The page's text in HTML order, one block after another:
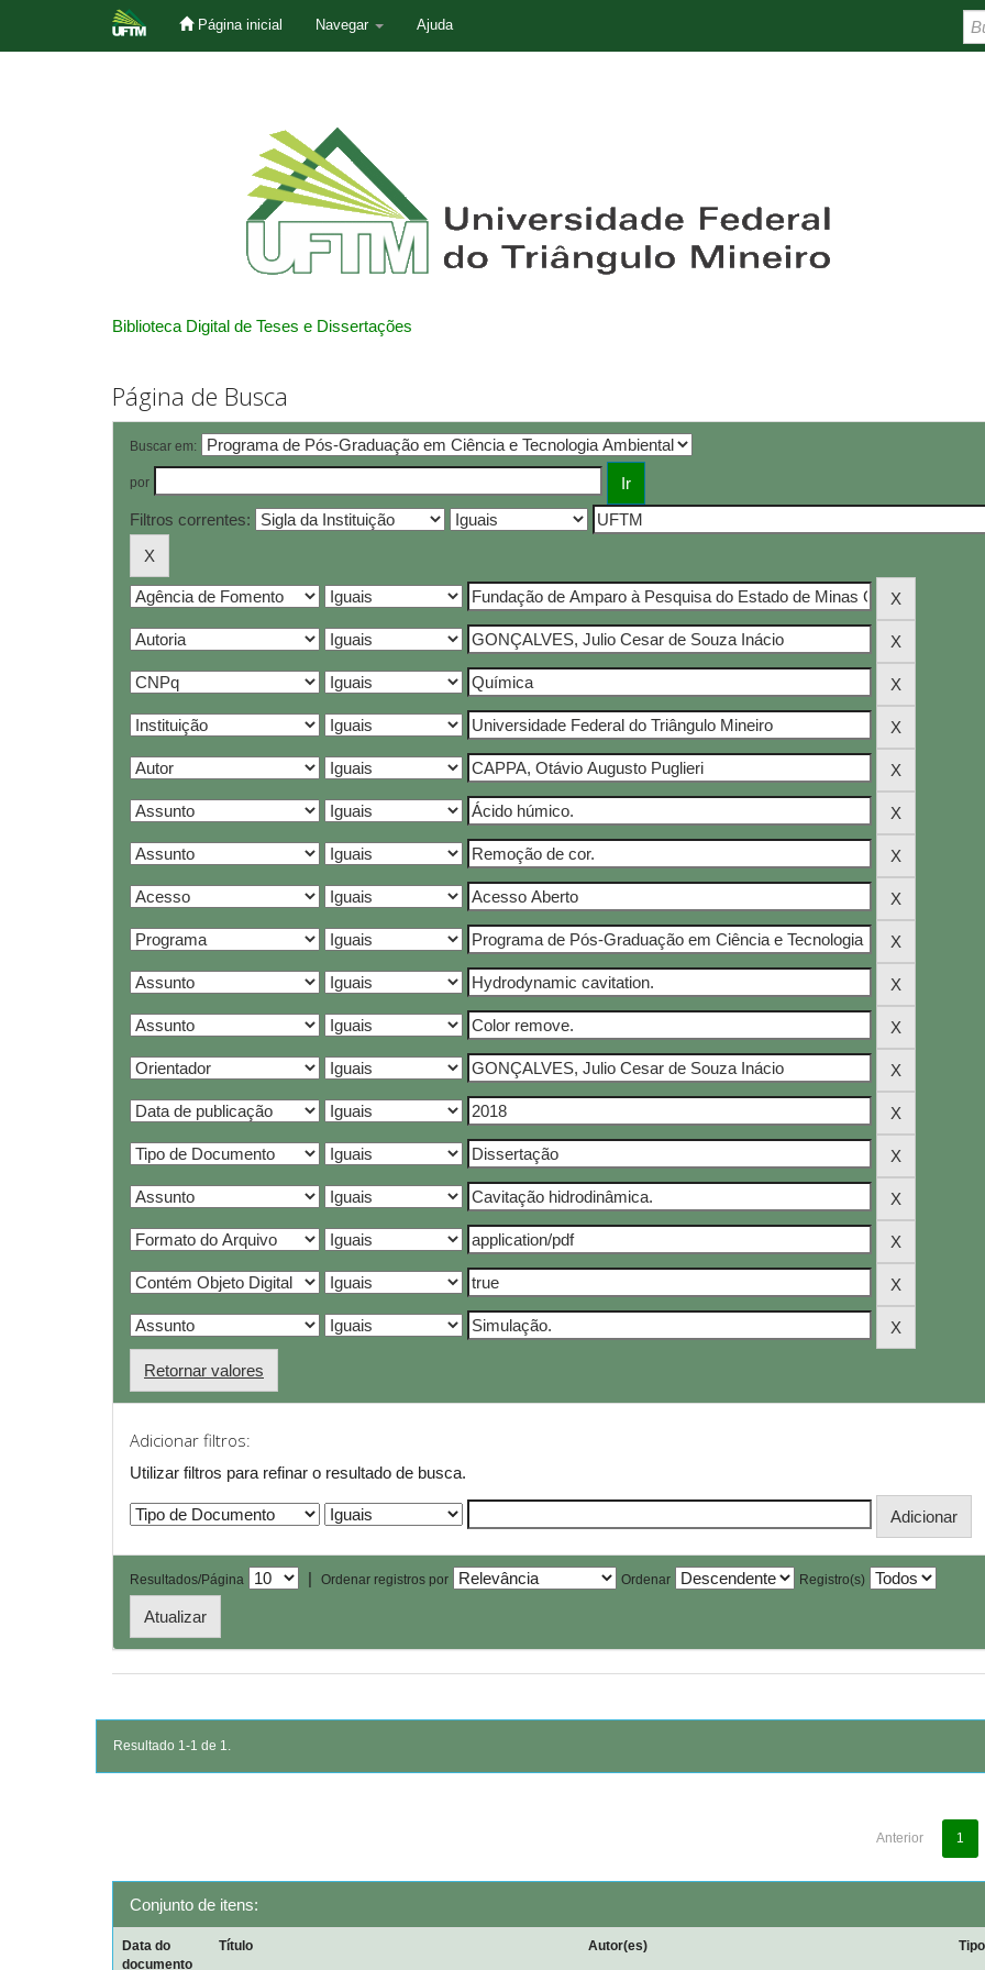
Página inicial Navegar Ajuda
Biblioteca Digital de Teses e Dissertações
Página de Busca
Buscar em:
por
Filtros correntes:
Retornar valores
Adicionar filtros:
Utilizar filtros para refinar o resultado de busca.
Resultados/Página | Ordenar registros por Ordenar Registro(s)
Resultado 1-1 de 1.
Anterior 1
Conjunto de itens:
Data do
documento
Título Autor(es) Tipo